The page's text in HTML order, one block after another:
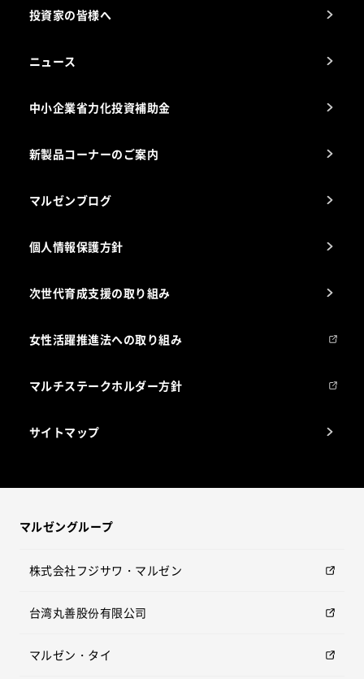
電気・ガス別厨房機器
アフターサービスお問合せ先
海外出店をご検討のお客様へ
投資家の皆様へ
ニュース
中小企業省力化投資補助金
新製品コーナーのご案内
マルゼンブログ
個人情報保護方針
次世代育成支援の取り組み
女性活躍推進法への取り組み
マルチステークホルダー方針
サイトマップ
マルゼングループ
株式会社フジサワ・マルゼン
台湾丸善股份有限公司
マルゼン・タイ